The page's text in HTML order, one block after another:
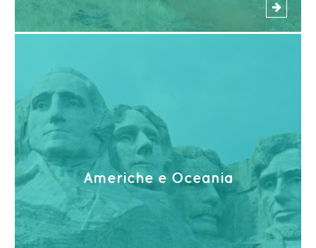
Americhe e Oceania